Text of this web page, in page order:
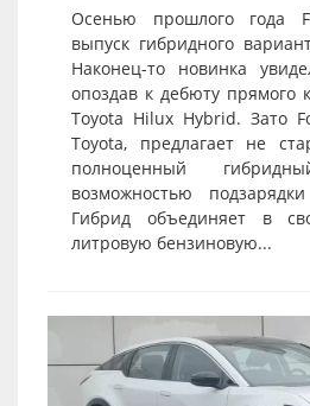
Осенью прошлого года
выпуск гибридного
Наконец-то новинка
опоздав к дебюту прямого
Toyota Hilux Hybrid. Зато
Toyota, предлагает не
полноценный
возможностью
Гибрид объединяет в
литровую бензиновую...